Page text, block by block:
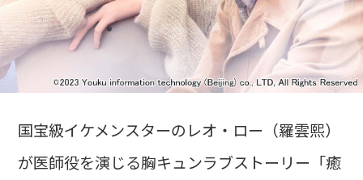
国宝級イケメンスターのレオ・ロー（羅雲熙）
が医師役を演じる胸キュンラブストーリー「癒